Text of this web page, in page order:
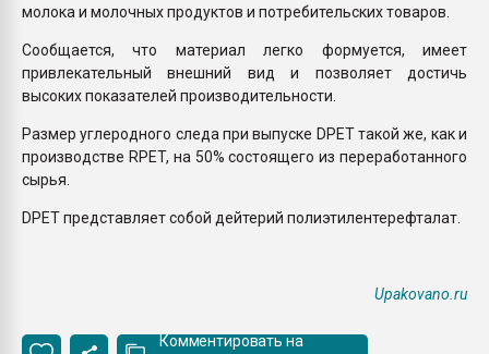
молока и молочных продуктов и потребительских товаров.
Сообщается, что материал легко формуется, имеет
привлекательный внешний вид и позволяет достичь
высоких показателей производительности.
Размер углеродного следа при выпуске DPET такой же, как и
производстве RPET, на 50% состоящего из переработанного
сырья.
DPET представляет собой дейтерий полиэтилентерефталат.
Upakovano.ru
Комментировать на